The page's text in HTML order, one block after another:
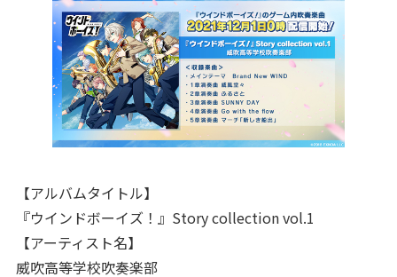
【アルバムタイトル】
『ウインドボーイズ！』Story collection vol.1
【アーティスト名】
威吹高等学校吹奏楽部